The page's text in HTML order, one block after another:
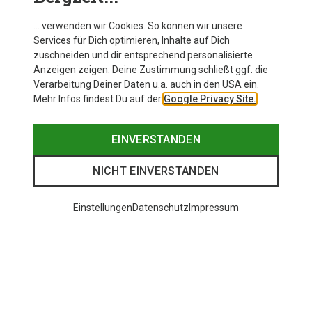
… verwenden wir Cookies. So können wir unsere
Services für Dich optimieren, Inhalte auf Dich
zuschneiden und dir entsprechend personalisierte
Anzeigen zeigen. Deine Zustimmung schließt ggf. die
Verarbeitung Deiner Daten u.a. auch in den USA ein.
Mehr Infos findest Du auf der Google Privacy Site.
EINVERSTANDEN
NICHT EINVERSTANDEN
EinstellungenDatenschutz Impressum